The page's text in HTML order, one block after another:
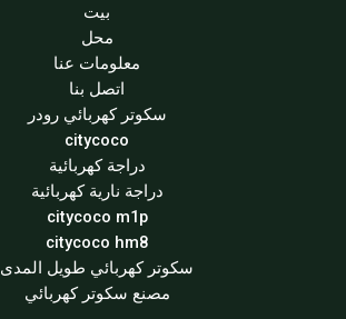
بيت
محل
معلومات عنا
اتصل بنا
سكوتر كهربائي رودر
citycoco
دراجة كهربائية
دراجة نارية كهربائية
citycoco m1p
citycoco hm8
سكوتر كهربائي طويل المدى
مصنع سكوتر كهربائي